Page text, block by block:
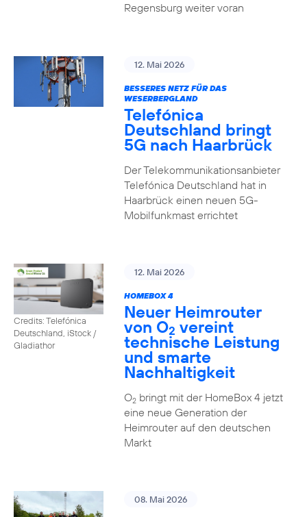
Regensburg weiter voran
12. Mai 2026
BESSERES NETZ FÜR DAS
WESERBERGLAND
Telefónica
Deutschland bringt
5G nach Haarbrück
Der Telekommunikationsanbieter
Telefónica Deutschland hat in
Haarbrück einen neuen 5G-
Mobilfunkmast errichtet
Credits: Telefónica
Deutschland, iStock /
Gladiathor
12. Mai 2026
HOMEBOX 4
Neuer Heimrouter
von O2 vereint
technische Leistung
und smarte
Nachhaltigkeit
O2bringt mit der HomeBox 4 jetzt
eine neue Generation der
Heimrouter auf den deutschen
Markt
08. Mai 2026